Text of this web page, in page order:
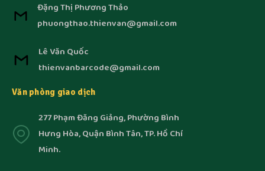
Đặng Thị Phương Thảo
phuongthao.thienvan@gmail.com
Lê Văn Quốc
thienvanbarcode@gmail.com
Văn phòng giao dịch
277 Phạm Đăng Giảng, Phường Bình
Hưng Hòa, Quận Bình Tân, TP. Hồ Chí
Minh.